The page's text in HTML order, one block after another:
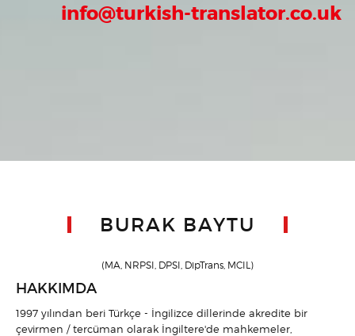
info@turkish-translator.co.uk
BURAK BAYTU
(MA, NRPSI, DPSI, DipTrans, MCIL)
HAKKIMDA
1997 yılından beri Türkçe - İngilizce dillerinde akredite bir
çevirmen / tercüman olarak İngiltere'de mahkemeler,